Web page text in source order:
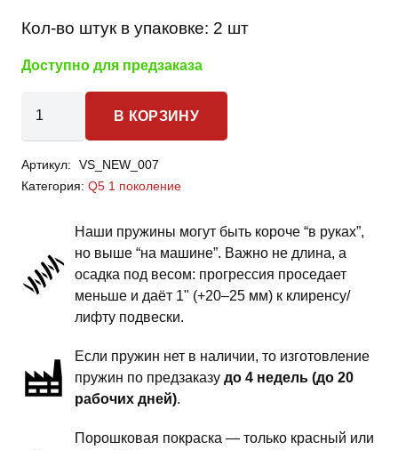
Кол-во штук в упаковке: 2 шт
Доступно для предзаказа
товара
Q5
1
пружины
передней
комфорт
В КОРЗИНУ
Артикул:
VS_NEW_007
Категория: Q5 1 поколение
Наши пружины могут быть короче “в руках”,
но выше “на машине”. Важно не длина, а
осадка под весом: прогрессия проседает
меньше и даёт 1" (+20–25 мм) к клиренсу/
лифту подвески.
Если пружин нет в наличии, то изготовление
пружин по предзаказу до 4 недель (до 20
рабочих дней).
Порошковая покраска — только красный или